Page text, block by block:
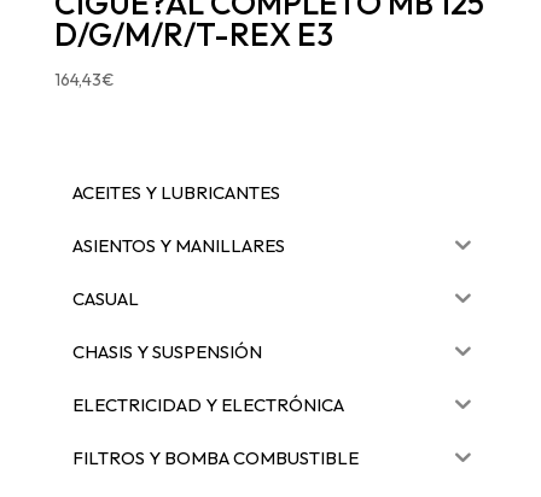
D/G/M/R/T-REX E3
164,43€
ACEITES Y LUBRICANTES
ASIENTOS Y MANILLARES
CASUAL
CHASIS Y SUSPENSIÓN
ELECTRICIDAD Y ELECTRÓNICA
FILTROS Y BOMBA COMBUSTIBLE